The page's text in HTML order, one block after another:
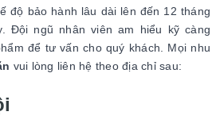
độ bảo hành lâu dài lên đến 12 tháng
Đội ngũ nhân viên am hiểu kỹ càng
để tư vấn cho quý khách. Mọi nhu
vui lòng liên hệ theo địa chỉ sau: